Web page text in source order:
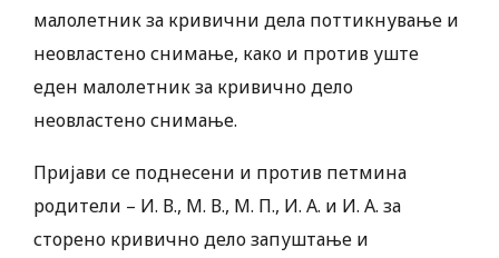
малолетник за кривични дела поттикнување и
неовластено снимање, како и против уште
еден малолетник за кривично дело
неовластено снимање.
Пријави се поднесени и против петмина
родители – И. В., М. В., М. П., И. А. и И. А. за
сторено кривично дело запуштање и